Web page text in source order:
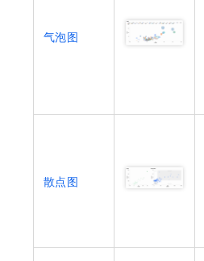
气泡图
散点图